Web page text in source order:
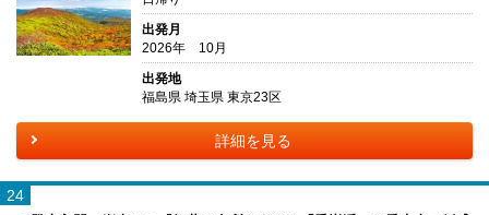
出発月
2026年 10月
出発地
福島県 埼玉県 東京23区
詳細を見る
24